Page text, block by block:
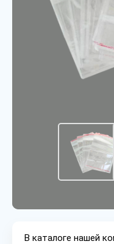
В каталоге нашей